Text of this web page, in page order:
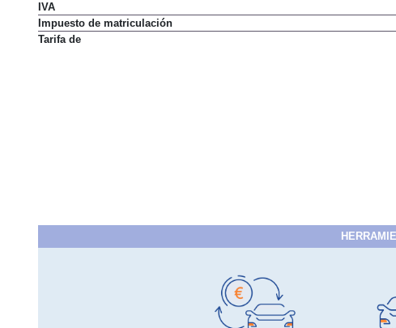
IVA
Impuesto de matriculación
Tarifa de